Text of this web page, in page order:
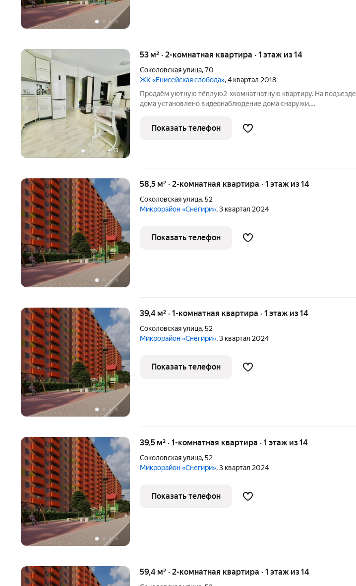
+13
53 м² · 2-комнатная квартира · 1 этаж из 14
Соколовская улица,70
ЖК «Енисейская слобода», 4 квартал 2018
Продаём уютную тёплую2-хкомнaтнатную квартиру. На подъезде
дома установлено видeoнаблюдение домa cнаружи,
пpoxoд к лифтaм и лифтовая шахта c квартирой нe соприкасаются,
соседей не слышно.
Показать телефон
58,5 м² · 2-комнатная квартира · 1 этаж из 14
Соколовская улица,52
Микрорайон «Снегири», 3 квартал 2024
Показать телефон
39,4 м² · 1-комнатная квартира · 1 этаж из 14
Соколовская улица,52
Микрорайон «Снегири», 3 квартал 2024
Показать телефон
39,5 м² · 1-комнатная квартира · 1 этаж из 14
Соколовская улица,52
Микрорайон «Снегири», 3 квартал 2024
Показать телефон
59,4 м² · 2-комнатная квартира · 1 этаж из 14